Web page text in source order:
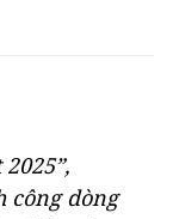
công dòng